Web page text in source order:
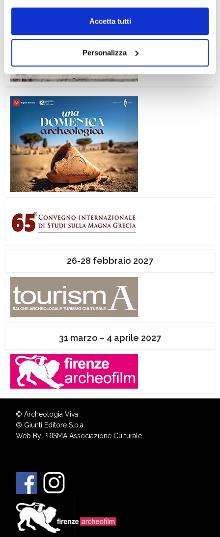
dell’informativa cookie.
Chiudendo il banner tramite la “X” prosegui la
dei soli cookie tecnici. Selezionando “Accetta tutti” presti
il tuo consenso alla profilazione che potrai revocare in
ogni momentoRevoca
Accetta tutti
Personalizza
26-28 febbraio 2027
31 marzo – 4 aprile 2027
© Archeologia Viva
® Giunti Editore S.p.a.
Web By PRISMA Associazione Culturale